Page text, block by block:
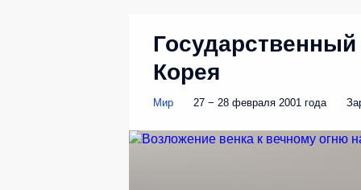
Корея
Мир 27 − 28 февраля 2001 года